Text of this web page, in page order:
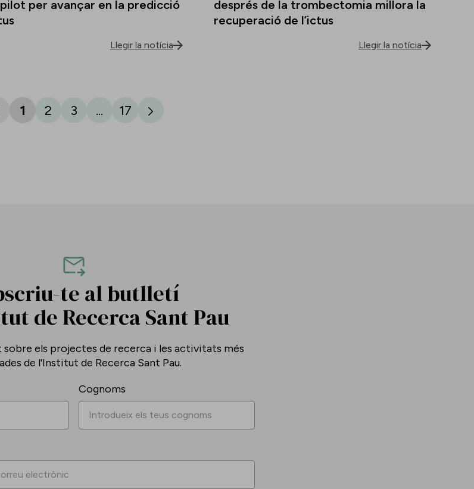
per avançar en la predicció
Llegir la notícia
després de la trombectomia millora la
recuperació de l’ictus
Llegir la notícia
1 2 3 ... 17
te al butlletí
de Recerca Sant Pau
els projectes de recerca i les activitats més
de l'Institut de Recerca Sant Pau.
Cognoms